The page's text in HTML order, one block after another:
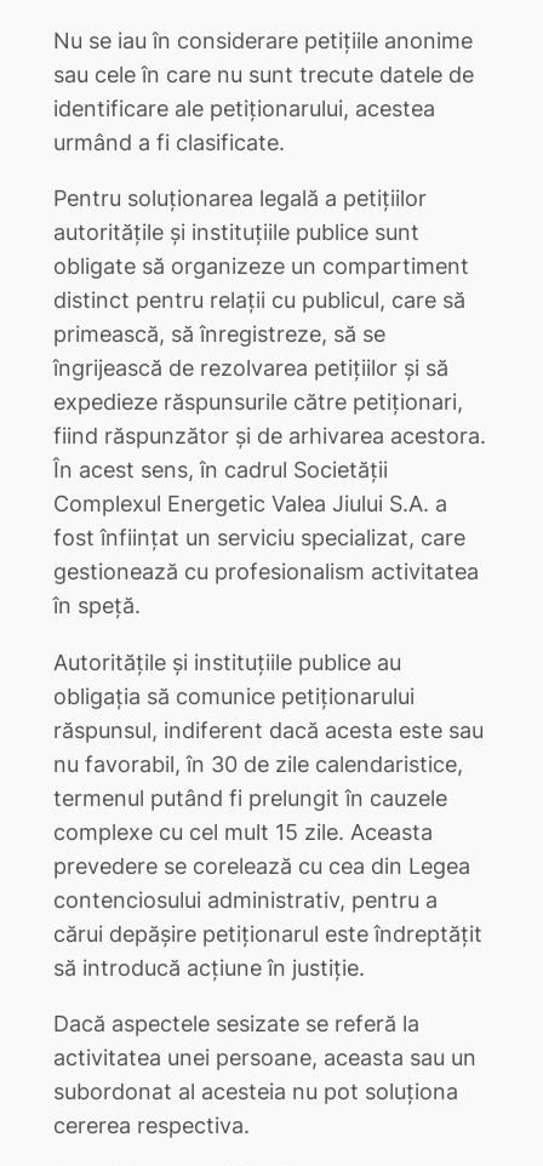
Nu se iau în considerare petiţiile anonime
sau cele în care nu sunt trecute datele de
identificare ale petiţionarului, acestea
urmând a fi clasificate.
Pentru soluţionarea legală a petiţiilor
autorităţile şi instituţiile publice sunt
obligate să organizeze un compartiment
distinct pentru relaţii cu publicul, care să
primească, să înregistreze, să se
îngrijească de rezolvarea petiţiilor şi să
expedieze răspunsurile către petiţionari,
fiind răspunzător şi de arhivarea acestora.
În acest sens, în cadrul Societăţii
Complexul Energetic Valea Jiului S.A. a
fost înfiinţat un serviciu specializat, care
gestionează cu profesionalism activitatea
în speţă.
Autorităţile şi instituţiile publice au
obligaţia să comunice petiţionarului
răspunsul, indiferent dacă acesta este sau
nu favorabil, în 30 de zile calendaristice,
termenul putând fi prelungit în cauzele
complexe cu cel mult 15 zile. Aceasta
prevedere se corelează cu cea din Legea
contenciosului administrativ, pentru a
cărui depăşire petiţionarul este îndreptăţit
să introducă acţiune în justiţie.
Dacă aspectele sesizate se referă la
activitatea unei persoane, aceasta sau un
subordonat al acesteia nu pot soluţiona
cererea respectiva.